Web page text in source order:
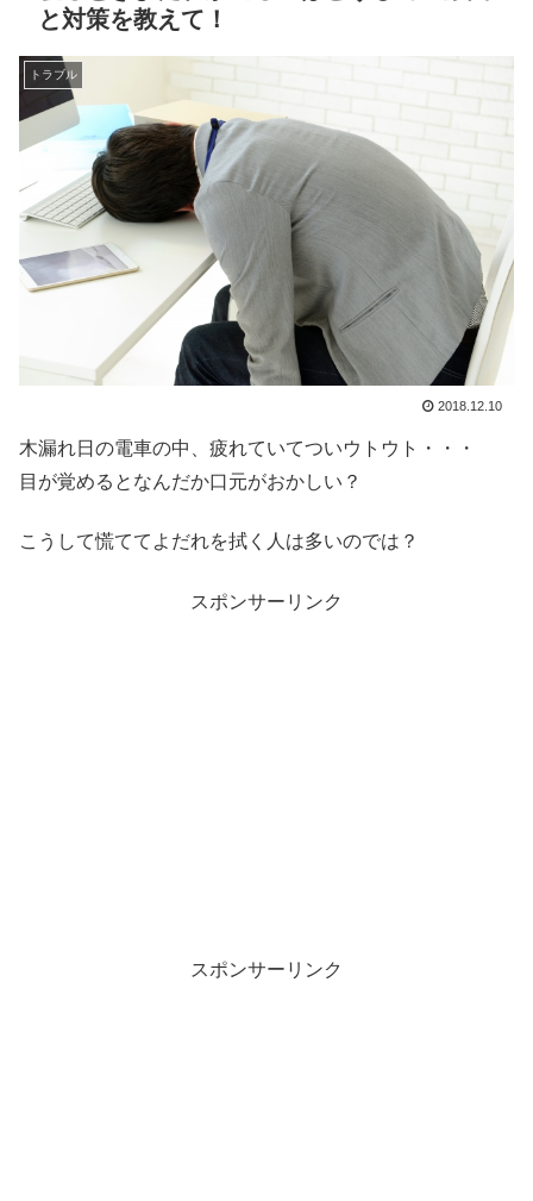
と対策を教えて！
トラブル
2018.12.10
木漏れ日の電車の中、疲れていてついウトウト・・・
目が覚めるとなんだか口元がおかしい？
こうして慌ててよだれを拭く人は多いのでは？
スポンサーリンク
スポンサーリンク